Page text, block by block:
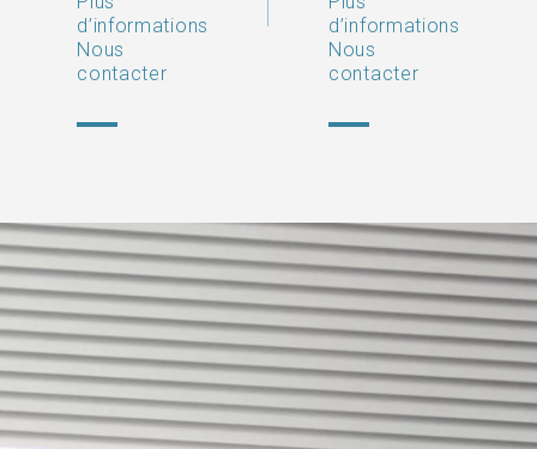
d’informations
Nous
contacter
d’informations
Nous
contacter